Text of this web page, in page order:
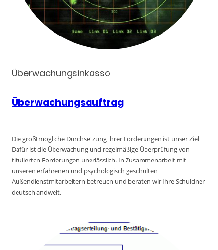
Überwachungsinkasso
Überwachungsauftrag
Die größtmögliche Durchsetzung Ihrer Forderungen ist unser Ziel.
Dafür ist die Überwachung und regelmäßige Überprüfung von
titulierten Forderungen unerlässlich. In Zusammenarbeit mit
unseren erfahrenen und psychologisch geschulten
Außendienstmitarbeitern betreuen und beraten wir Ihre Schuldner
deutschlandweit.